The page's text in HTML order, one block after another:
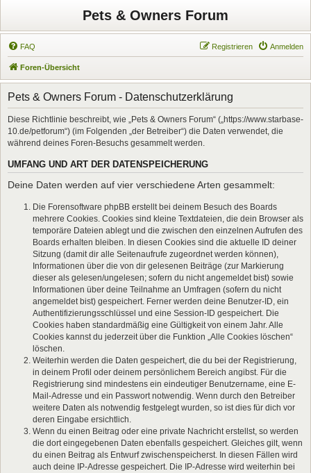
Pets & Owners Forum
FAQ Anmelden
Registrieren
Foren-Übersicht
Pets & Owners Forum - Datenschutzerklärung
Diese Richtlinie beschreibt, wie „Pets & Owners Forum“ („https://www.starbase-
10.de/petforum“) (im Folgenden „der Betreiber“) die Daten verwendet, die
während deines Foren-Besuchs gesammelt werden.
UMFANG UND ART DER DATENSPEICHERUNG
Deine Daten werden auf vier verschiedene Arten gesammelt:
Die Forensoftware phpBB erstellt bei deinem Besuch des Boards
mehrere Cookies. Cookies sind kleine Textdateien, die dein Browser als
temporäre Dateien ablegt und die zwischen den einzelnen Aufrufen des
Boards erhalten bleiben. In diesen Cookies sind die aktuelle ID deiner
Sitzung (damit dir alle Seitenaufrufe zugeordnet werden können),
Informationen über die von dir gelesenen Beiträge (zur Markierung
dieser als gelesen/ungelesen; sofern du nicht angemeldet bist) sowie
Informationen über deine Teilnahme an Umfragen (sofern du nicht
angemeldet bist) gespeichert. Ferner werden deine Benutzer-ID, ein
Authentifizierungsschlüssel und eine Session-ID gespeichert. Die
Cookies haben standardmäßig eine Gültigkeit von einem Jahr. Alle
Cookies kannst du jederzeit über die Funktion „Alle Cookies löschen“
löschen.
Weiterhin werden die Daten gespeichert, die du bei der Registrierung,
in deinem Profil oder deinem persönlichem Bereich angibst. Für die
Registrierung sind mindestens ein eindeutiger Benutzername, eine E-
Mail-Adresse und ein Passwort notwendig. Wenn durch den Betreiber
weitere Daten als notwendig festgelegt wurden, so ist dies für dich vor
deren Eingabe ersichtlich.
Wenn du einen Beitrag oder eine private Nachricht erstellst, so werden
die dort eingegebenen Daten ebenfalls gespeichert. Gleiches gilt, wenn
du einen Beitrag als Entwurf zwischenspeicherst. In diesen Fällen wird
auch deine IP-Adresse gespeichert. Die IP-Adresse wird weiterhin bei